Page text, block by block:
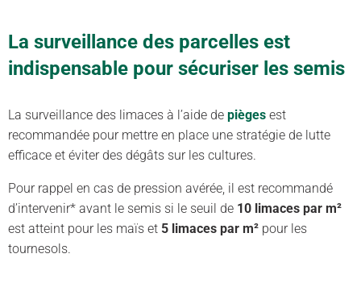
La surveillance des parcelles est
indispensable pour sécuriser les semis
La surveillance des limaces à l’aide de pièges est
recommandée pour mettre en place une stratégie de lutte
efficace et éviter des dégâts sur les cultures.
Pour rappel en cas de pression avérée, il est recommandé
d’intervenir* avant le semis si le seuil de 10 limaces par m²
est atteint pour les maïs et 5 limaces par m² pour les
tournesols.